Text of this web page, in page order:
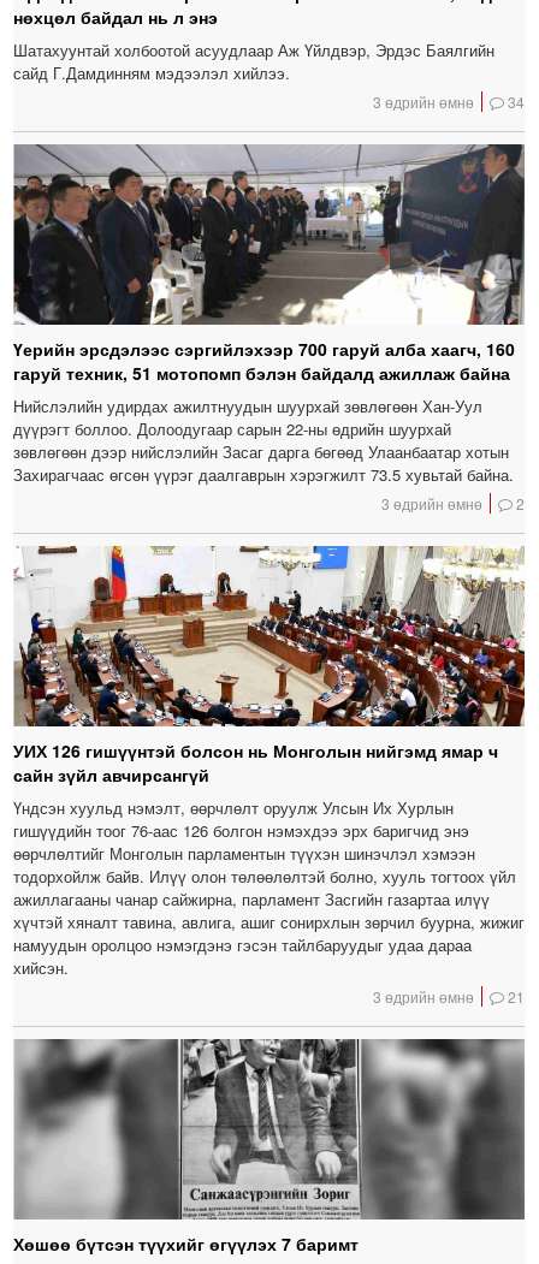
нөхцөл байдал нь л энэ
Шатахуунтай холбоотой асуудлаар Аж Үйлдвэр, Эрдэс Баялгийн
сайд Г.Дамдинням мэдээлэл хийлээ.
3 өдрийн өмнө 34
Үерийн эрсдэлээс сэргийлэхээр 700 гаруй алба хаагч, 160
гаруй техник, 51 мотопомп бэлэн байдалд ажиллаж байна
Нийслэлийн удирдах ажилтнуудын шуурхай зөвлөгөөн Хан-Уул
дүүрэгт боллоо. Долоодугаар сарын 22-ны өдрийн шуурхай
зөвлөгөөн дээр нийслэлийн Засаг дарга бөгөөд Улаанбаатар хотын
Захирагчаас өгсөн үүрэг даалгаврын хэрэгжилт 73.5 хувьтай байна.
3 өдрийн өмнө 2
УИХ 126 гишүүнтэй болсон нь Монголын нийгэмд ямар ч
сайн зүйл авчирсангүй
Үндсэн хуульд нэмэлт, өөрчлөлт оруулж Улсын Их Хурлын
гишүүдийн тоог 76-аас 126 болгон нэмэхдээ эрх баригчид энэ
өөрчлөлтийг Монголын парламентын түүхэн шинэчлэл хэмээн
тодорхойлж байв. Илүү олон төлөөлөлтэй болно, хууль тогтоох үйл
ажиллагааны чанар сайжирна, парламент Засгийн газартаа илүү
хүчтэй хяналт тавина, авлига, ашиг сонирхлын зөрчил буурна, жижиг
намуудын оролцоо нэмэгдэнэ гэсэн тайлбаруудыг удаа дараа
хийсэн.
3 өдрийн өмнө 21
Хөшөө бүтсэн түүхийг өгүүлэх 7 баримт